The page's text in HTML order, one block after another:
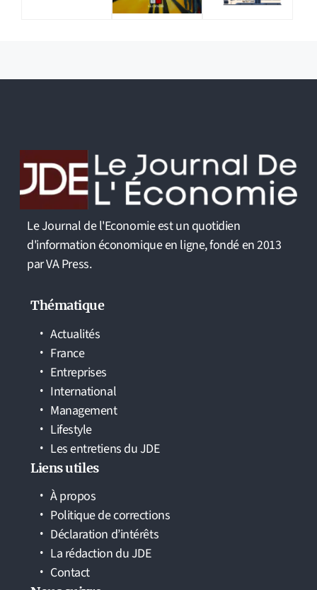
Le Journal de l'Economie est un quotidien
d'information économique en ligne, fondé en 2013
par VA Press.
Thématique
Actualités
France
Entreprises
International
Management
Lifestyle
Les entretiens du JDE
Liens utiles
À propos
Politique de corrections
Déclaration d’intérêts
La rédaction du JDE
Contact